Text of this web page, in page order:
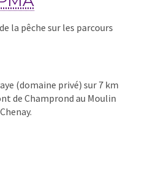
la pêche sur les parcours
(domaine privé) sur 7 km
de Champrond au Moulin